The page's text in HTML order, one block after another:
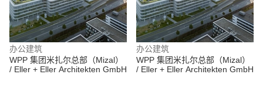
办公建筑
WPP 集团米扎尔总部（Mizal）
/ Eller + Eller Architekten GmbH
办公建筑
WPP 集团米扎尔总部（Mizal）
/ Eller + Eller Architekten GmbH